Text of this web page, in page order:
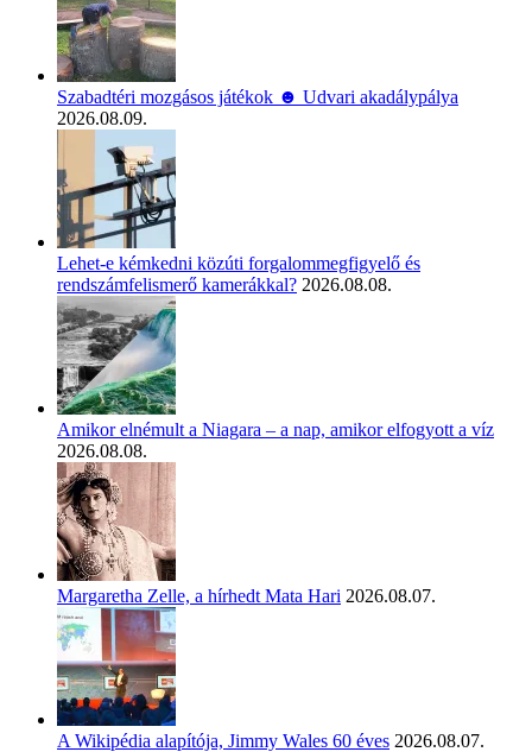
Szabadtéri mozgásos játékok ☻ Udvari akadálypálya
2026.08.09.
Lehet-e kémkedni közúti forgalommegfigyelő és
rendszámfelismerő kamerákkal? 2026.08.08.
Amikor elnémult a Niagara – a nap, amikor elfogyott a víz
2026.08.08.
Margaretha Zelle, a hírhedt Mata Hari 2026.08.07.
A Wikipédia alapítója, Jimmy Wales 60 éves 2026.08.07.